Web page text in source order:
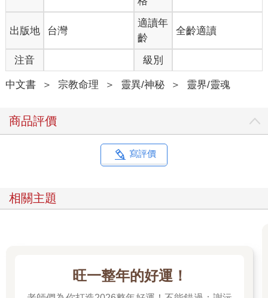
能做的就是將其寫成文章。即使遍尋同類書籍，要網羅古今東西
各種事例的著作卻少得令人意外。本書正是為了填補這項空缺而
誕生的企劃，推薦各位將本書當作理解咒術的第一步。
出版地 台灣
適讀年
齡
全齡適讀
注音 級別
中文書 ＞ 宗教命理 ＞ 靈異/神秘 ＞ 靈界/靈魂
商品評價
寫評價
相關主題
旺一整年的好運！